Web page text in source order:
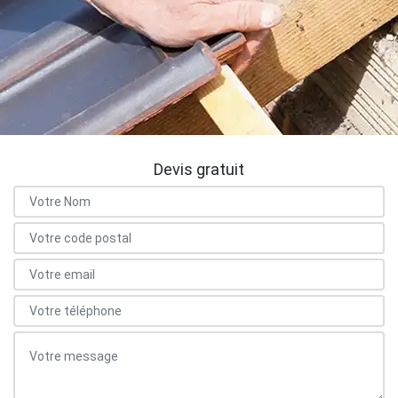
Devis gratuit